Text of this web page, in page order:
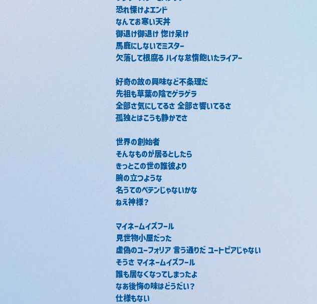
恐れ慄けよエンド
なんてお寒い天丼
御退け御退け 惚け呆け
馬鹿にしないでミスター
欠落して根腐る ハイな怠惰飽いたライアー
好奇の故の興味など不条理だ
先祖も草葉の陰でゲラゲラ
全部さ気にしてるさ 全部さ響いてるさ
孤独とはこうも静かでさ
世界の創始者
そんなものが居るとしたら
きっとこの世の誰彼より
腕の立つような
名うてのペテンじゃないかな
ねえ神様？
マイネームイズフール
見世物小屋だった
虚偽のユーフォリア 言う通りだ ユートピアじゃない
そうさ マイネームイズフール
誰も居なくなってしまったよ
なあ後悔の味はどうだい？
仕様もない